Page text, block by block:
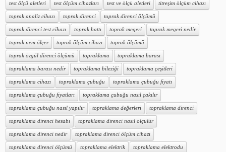
test ölçü aletleri test ölçüm cihazları test ve ölçü aletleri titreşim ölçüm cihazı
toprak analiz cihazı toprak direnci toprak direnci ölçümü
toprak direnci test cihazı toprak hattı toprak megeri toprak megeri nedir
toprak nem ölçer toprak ölçüm cihazı toprak ölçümü
toprak özgül direnci ölçümü topraklama topraklama barası
topraklama barası nedir topraklama bileziği topraklama çeşitleri
topraklama cihazı topraklama çubuğu topraklama çubuğu fiyatı
topraklama çubuğu fiyatları topraklama çubuğu nasıl çakılır
topraklama çubuğu nasıl yapılır topraklama değerleri topraklama direnci
topraklama direnci hesabı topraklama direnci nasıl ölçülür
topraklama direnci nedir topraklama direnci ölçüm cihazı
topraklama direnci ölçümü topraklama elektrik topraklama elektrodu